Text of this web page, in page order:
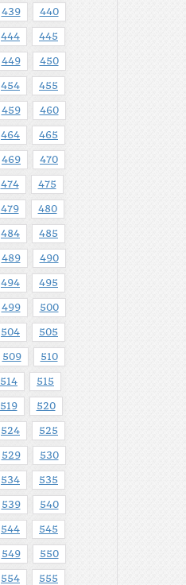
439 440
444 445
449 450
454 455
459 460
464 465
469 470
474 475
479 480
484 485
489 490
494 495
499 500
504 505
509 510
514 515
519 520
524 525
529 530
534 535
539 540
544 545
549 550
554 555